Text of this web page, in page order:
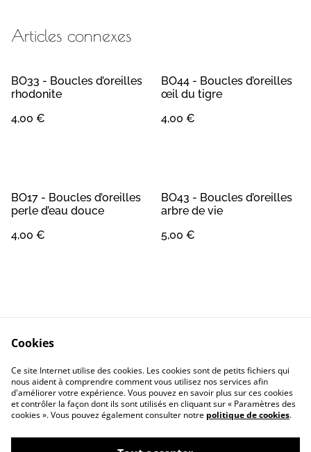
Articles connexes
BO33 - Boucles d’oreilles
rhodonite
4,00 €
BO44 - Boucles d’oreilles
œil du tigre
4,00 €
BO17 - Boucles d’oreilles
perle d’eau douce
4,00 €
BO43 - Boucles d’oreilles
arbre de vie
5,00 €
Contact
Conditions Générales
Confidentialité
Cookie
Cookies
Ce site Internet utilise des cookies. Les cookies sont de petits fichiers qui
nous aident à comprendre comment vous utilisez nos services afin
d'améliorer votre expérience. Vous pouvez en savoir plus sur ces cookies
et contrôler la façon dont ils sont utilisés en cliquant sur « Paramètres des
cookies ». Vous pouvez également consulter notre politique de cookies.